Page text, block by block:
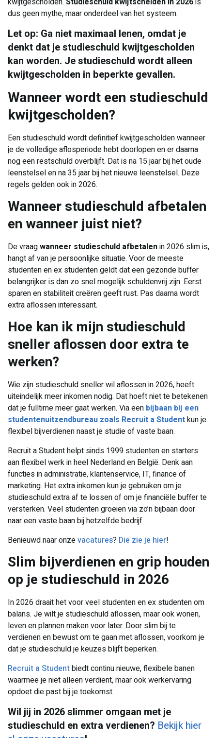
dus geen mythe, maar onderdeel van het systeem.
Let op: Ga niet maximaal lenen, omdat je
denkt dat je studieschuld kwijtgescholden
kan worden. Je studieschuld wordt alleen
kwijtgescholden in beperkte gevallen.
Wanneer wordt een studieschuld
kwijtgescholden?
Een studieschuld wordt definitief kwijtgescholden wanneer
je de volledige aflosperiode hebt doorlopen en er daarna
nog een restschuld overblijft. Dat is na 15 jaar bij het oude
leenstelsel en na 35 jaar bij het nieuwe leenstelsel. Deze
regels gelden ook in 2026.
Wanneer studieschuld afbetalen
en wanneer juist niet?
De vraagwanneer studieschuld afbetalenin 2026 slim is,
hangt af van je persoonlijke situatie. Voor de meeste
studenten en ex studenten geldt dat een gezonde buffer
belangrijker is dan zo snel mogelijk schuldenvrij zijn. Eerst
sparen en stabiliteit creëren geeft rust. Pas daarna wordt
extra aflossen interessant.
Hoe kan ik mijn studieschuld
sneller aflossen door extra te
werken?
Wie zijn studieschuld sneller wil aflossen in 2026, heeft
uiteindelijk meer inkomen nodig. Dat hoeft niet te betekenen
dat je fulltime meer gaat werken. Via een bijbaan bij een
studentenuitzendbureau zoals Recruit a Studentkun je
flexibel bijverdienen naast je studie of vaste baan.
Recruit a Student helpt sinds 1999 studenten en starters
aan flexibel werk in heel Nederland en België. Denk aan
functies in administratie, klantenservice, IT, finance of
marketing. Het extra inkomen kun je gebruiken om je
studieschuld extra af te lossen of om je financiële buffer te
versterken. Veel studenten groeien via zo’n bijbaan door
naar een vaste baan bij hetzelfde bedrijf.
Benieuwd naar onzevacatures? Die zie je hier!
Slim bijverdienen en grip houden
op je studieschuld in 2026
In 2026 draait het voor veel studenten en ex studenten om
balans. Je wilt je studieschuld aflossen, maar ook wonen,
leven en plannen maken voor later. Door slim bij te
verdienen en bewust om te gaan met aflossen, voorkom je
dat je studieschuld je keuzes blijft beperken.
Recruit a Studentbiedt continu nieuwe, flexibele banen
waarmee je niet alleen verdient, maar ook werkervaring
opdoet die past bij je toekomst.
Wil jij in 2026 slimmer omgaan met je
studieschuld en extra verdienen? Bekijk hier